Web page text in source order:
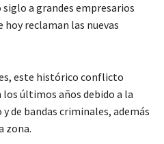
a grandes empresarios
reclaman las nuevas
este histórico conflicto
los últimos años debido a la
de bandas criminales, además
zona.